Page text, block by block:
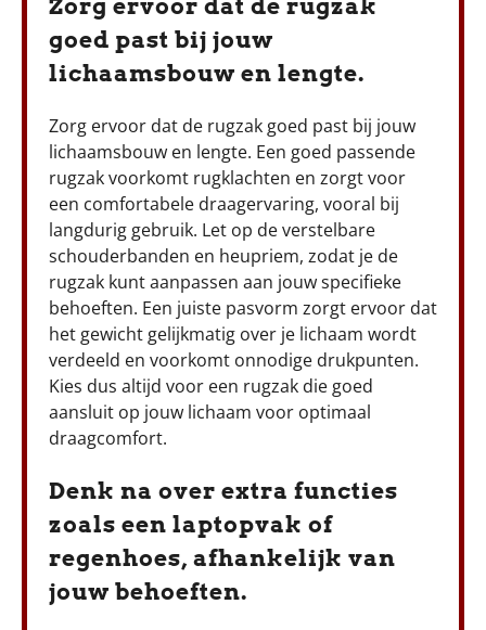
Zorg ervoor dat de rugzak
goed past bij jouw
lichaamsbouw en lengte.
Zorg ervoor dat de rugzak goed past bij jouw
lichaamsbouw en lengte. Een goed passende
rugzak voorkomt rugklachten en zorgt voor
een comfortabele draagervaring, vooral bij
langdurig gebruik. Let op de verstelbare
schouderbanden en heupriem, zodat je de
rugzak kunt aanpassen aan jouw specifieke
behoeften. Een juiste pasvorm zorgt ervoor dat
het gewicht gelijkmatig over je lichaam wordt
verdeeld en voorkomt onnodige drukpunten.
Kies dus altijd voor een rugzak die goed
aansluit op jouw lichaam voor optimaal
draagcomfort.
Denk na over extra functies
zoals een laptopvak of
regenhoes, afhankelijk van
jouw behoeften.